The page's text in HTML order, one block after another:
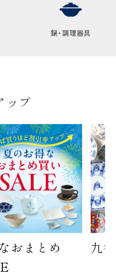
9cm
14cm
をご用意いたしま
数となります。
品にはおつけでき
けできません
鍋・調理器具
ップ
おまとめ
九